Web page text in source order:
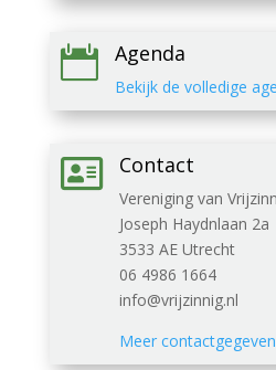
 Agenda
Bekijk de volledige
 Contact
Vereniging van
Joseph Haydnlaan 2a
3533 AE Utrecht
06 4986 1664
info@vrijzinnig.nl
Meer